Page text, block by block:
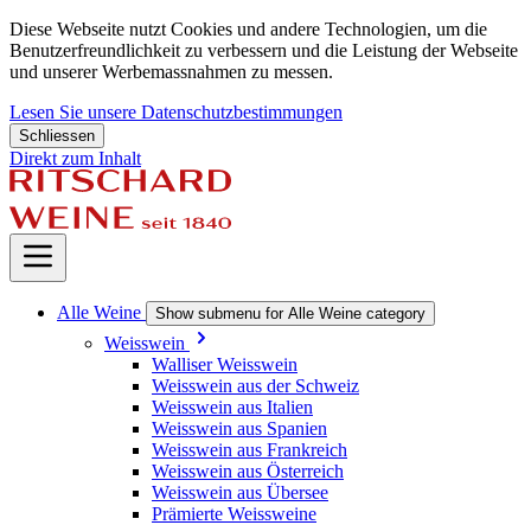
Diese Webseite nutzt Cookies und andere Technologien, um die
Benutzerfreundlichkeit zu verbessern und die Leistung der Webseite
und unserer Werbemassnahmen zu messen.
Lesen Sie unsere Datenschutzbestimmungen
Schliessen
Direkt zum Inhalt
Alle Weine Show submenu for Alle Weine category
Weisswein
Walliser Weisswein
Weisswein aus der Schweiz
Weisswein aus Italien
Weisswein aus Spanien
Weisswein aus Frankreich
Weisswein aus Österreich
Weisswein aus Übersee
Prämierte Weissweine